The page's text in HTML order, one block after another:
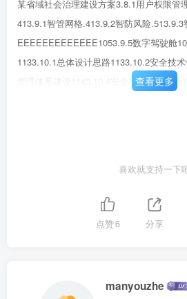
某省域社会治理建设方案3.8.1用户权限管
413.9.1智管网格.413.9.2智防风险
EEEEEEEEEEEEE1053.9.5数字驾驶舱
1133.10.1总体设计思路1133.10.2安全技
管理体系建设1143.10.4安全等级保护建
护内容1254.2.6运行维护流程1264.2.7服
1294.3相关管理制度129W
查看更多
喜欢就支持一下
点赞6 分享
manyouzhe